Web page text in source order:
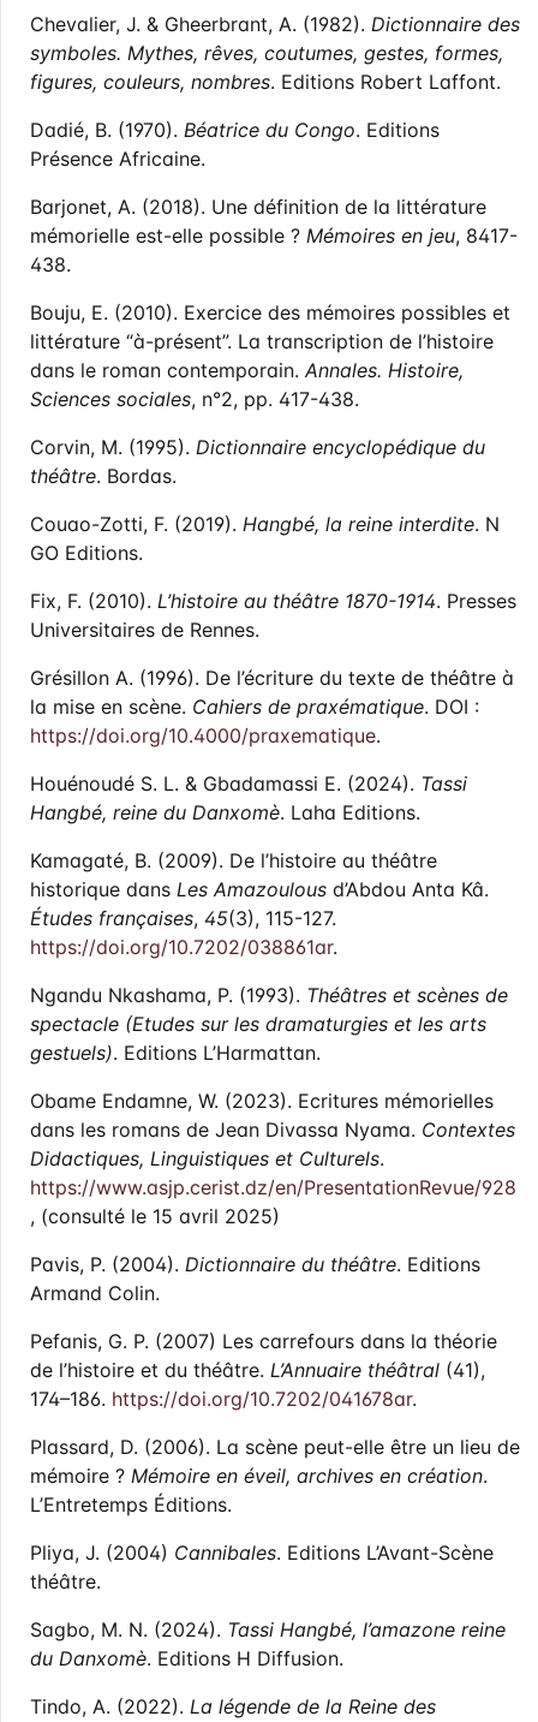
Chevalier, J. & Gheerbrant, A. (1982). Dictionnaire des
symboles. Mythes, rêves, coutumes, gestes, formes,
figures, couleurs, nombres. Editions Robert Laffont.
Dadié, B. (1970). Béatrice du Congo. Editions
Présence Africaine.
Barjonet, A. (2018). Une définition de la littérature
mémorielle est-elle possible ? Mémoires en jeu, 8417-
438.
Bouju, E. (2010). Exercice des mémoires possibles et
littérature “à-présent”. La transcription de l’histoire
dans le roman contemporain. Annales. Histoire,
Sciences sociales, n°2, pp. 417-438.
Corvin, M. (1995). Dictionnaire encyclopédique du
théâtre. Bordas.
Couao-Zotti, F. (2019). Hangbé, la reine interdite. N
GO Editions.
Fix, F. (2010). L’histoire au théâtre 1870-1914. Presses
Universitaires de Rennes.
Grésillon A. (1996). De l’écriture du texte de théâtre à
la mise en scène. Cahiers de praxématique. DOI :
https://doi.org/10.4000/praxematique.
Houénoudé S. L. & Gbadamassi E. (2024). Tassi
Hangbé, reine du Danxomè. Laha Editions.
Kamagaté, B. (2009). De l’histoire au théâtre
historique dans Les Amazoulous d’Abdou Anta Kâ.
Études françaises, 45(3), 115-127.
https://doi.org/10.7202/038861ar.
Ngandu Nkashama, P. (1993). Théâtres et scènes de
spectacle (Etudes sur les dramaturgies et les arts
gestuels). Editions L’Harmattan.
Obame Endamne, W. (2023). Ecritures mémorielles
dans les romans de Jean Divassa Nyama. Contextes
Didactiques, Linguistiques et Culturels.
https://www.asjp.cerist.dz/en/PresentationRevue/928
, (consulté le 15 avril 2025)
Pavis, P. (2004). Dictionnaire du théâtre. Editions
Armand Colin.
Pefanis, G. P. (2007) Les carrefours dans la théorie
de l’histoire et du théâtre. L’Annuaire théâtral (41),
174–186. https://doi.org/10.7202/041678ar.
Plassard, D. (2006). La scène peut-elle être un lieu de
mémoire ? Mémoire en éveil, archives en création.
L’Entretemps Éditions.
Pliya, J. (2004) Cannibales. Editions L’Avant-Scène
théâtre.
Sagbo, M. N. (2024). Tassi Hangbé, l’amazone reine
du Danxomè. Editions H Diffusion.
Tindo, A. (2022). La légende de la Reine des